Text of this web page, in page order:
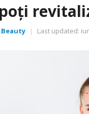
Beauty | Last updated: